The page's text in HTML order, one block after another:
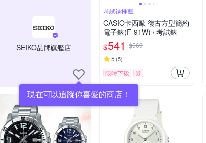
SEIKO品牌旗艦店
現在可以追蹤你喜愛的商店！
考試錶推薦
CASIO卡西歐 復古方型簡約
電子錶(F-91W) / 考試錶
$541 $569
5 (5)
限時下殺 券